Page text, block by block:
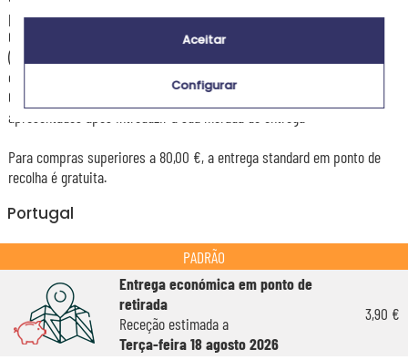
pagas por Cartão de Crédito ou PayPal.
Os custos e prazos de envio podem variar consoante a sua localização
(zonas remotas ou isoladas) e o peso da encomenda (número de artigos
encomendados).
Os custos e prazos exatos para cada método de envio serão
apresentados após introduzir a sua morada de entrega.
Para compras superiores a 80,00 €, a entrega standard em ponto de
recolha é gratuita.
Portugal
PADRÃO
Entrega económica em ponto de
retirada
Receção estimada a
Terça-feira 18 agosto 2026
3,90 €
Aceitar
Configurar